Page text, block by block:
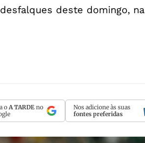
deste domingo, na
oA TARDE no
Nos adicione às suas
fontes preferidas